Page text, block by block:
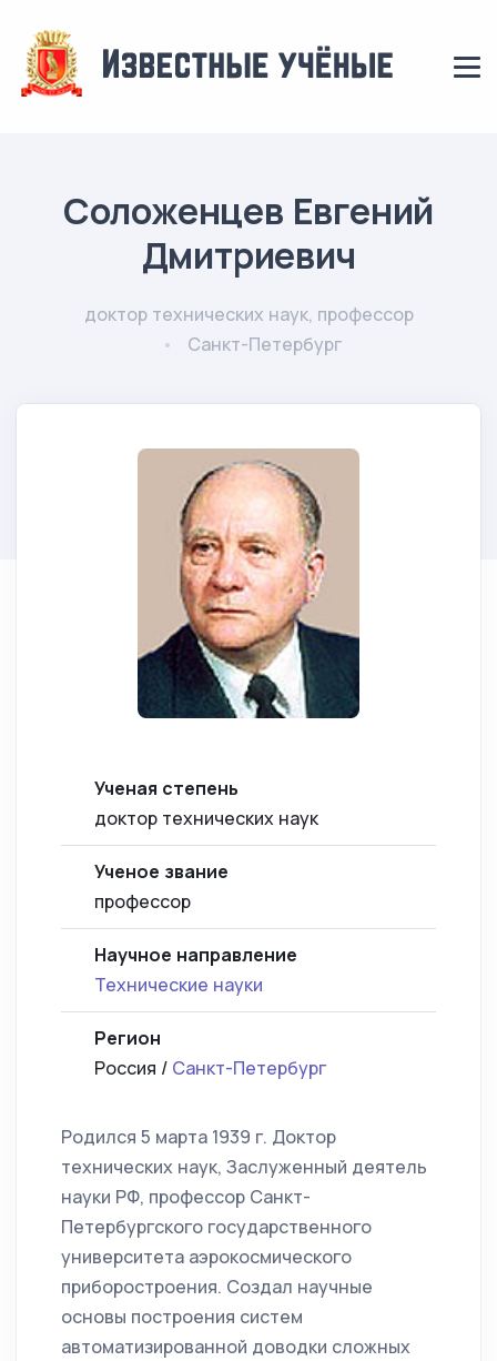
Соложенцев Евгений
Дмитриевич
доктор технических наук, профессор
Санкт-Петербург
Ученая степень
доктор технических наук
Ученое звание
профессор
Научное направление
Технические науки
Регион
Россия / Санкт-Петербург
Родился 5 марта 1939 г. Доктор
технических наук, Заслуженный деятель
науки РФ, профессор Санкт-
Петербургского государственного
университета аэрокосмического
приборостроения. Создал научные
основы построения систем
автоматизированной доводки сложных